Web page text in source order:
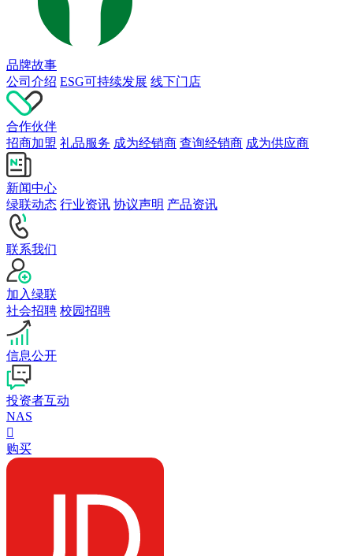
品牌故事
公司介绍 ESG可持续发展 线下门店
合作伙伴
招商加盟 礼品服务 成为经销商 查询经销商 成为供应商
新闻中心
绿联动态 行业资讯 协议声明 产品资讯
联系我们
加入绿联
社会招聘 校园招聘
信息公开
投资者互动
NAS

购买